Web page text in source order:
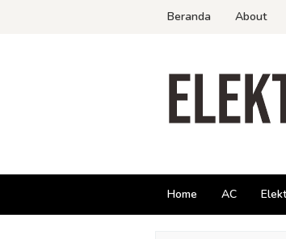
Beranda About
Home AC